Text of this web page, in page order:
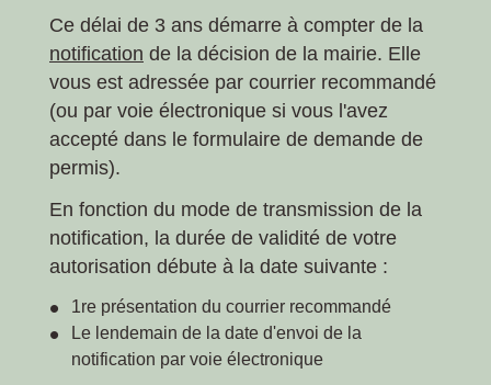
Ce délai de 3 ans démarre à compter de la
notification de la décision de la mairie. Elle
vous est adressée par courrier recommandé
(ou par voie électronique si vous l'avez
accepté dans le formulaire de demande de
permis).
En fonction du mode de transmission de la
notification, la durée de validité de votre
autorisation débute à la date suivante :
1re présentation du courrier recommandé
Le lendemain de la date d'envoi de la
notification par voie électronique